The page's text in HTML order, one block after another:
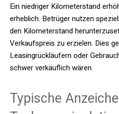
Ein niedriger Kilometerstand
erheblich. Betrüger nutzen
den Kilometerstand
Verkaufspreis zu erzielen. Dies
Leasingrückläufern oder
schwer verkäuflich wären.
Typische